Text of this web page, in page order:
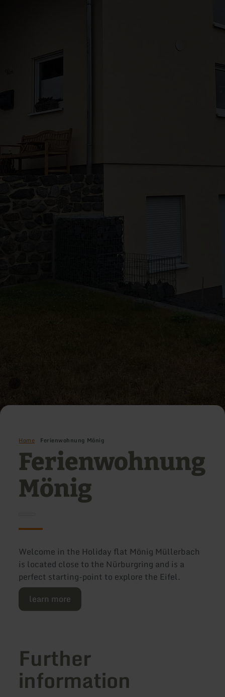
Home Ferienwohnung Mönig
Ferienwohnung
Mönig
Welcome in the Holiday flat Mönig Müllerbach
is located close to the Nürburgring and is a
perfect starting-point to explore the Eifel.
learn more
Further
information